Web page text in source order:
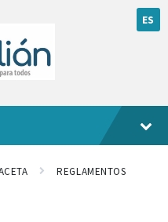
ES
REGLAMENTOS